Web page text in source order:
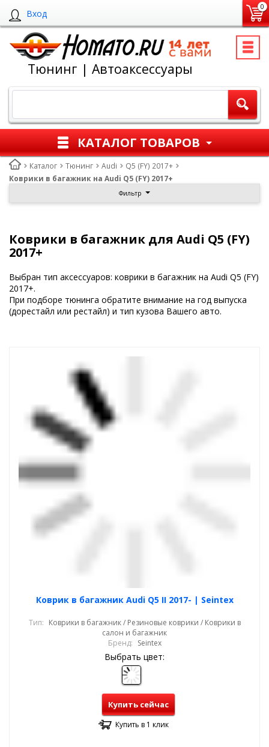
Вход
0
Тюнинг | Автоаксессуары
КАТАЛОГ ТОВАРОВ
Каталог Тюнинг Audi
Q5 (FY) 2017+
Коврики в багажник на Audi Q5 (FY) 2017+
Фильтр
Коврики в багажник для Audi Q5 (FY)
2017+
Выбран тип аксессуаров: коврики в багажник на Audi Q5 (FY)
2017+.
При подборе тюнинга обратите внимание на год выпуска
(дорестайл или рестайл) и тип кузова Вашего авто.
Коврик в багажник Audi Q5 II 2017- | Seintex
Тип: Коврики в багажник / Резиновые коврики / Коврики в
салон и багажник
Бренд: Seintex
Выбрать цвет:
Купить сейчас
Купить в 1 клик